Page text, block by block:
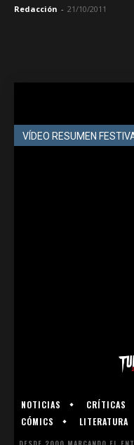
Redacción - 21/10/2011
VÍDEO RESUMEN
NOTICIAS CRÍTICAS
CÓMICS
LITERATURA